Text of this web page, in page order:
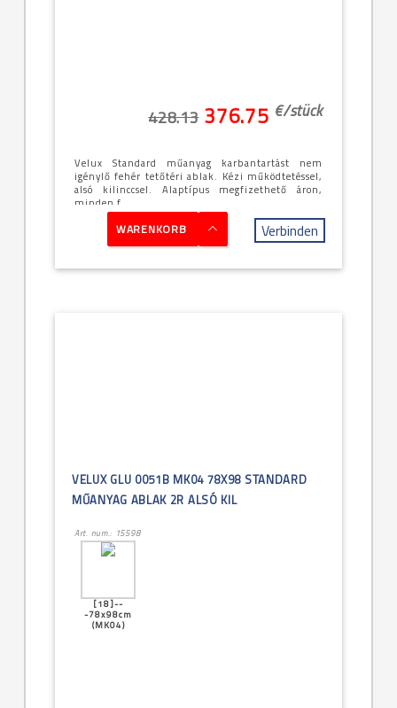
428.13 376.75 €/stück
Velux Standard műanyag karbantartást nem
igénylő fehér tetőtéri ablak. Kézi működtetéssel,
alsó kilinccsel. Alaptípus megfizethető áron,
minden f...
WARENKORB Verbinden
VELUX GLU 0051B MK04 78X98 STANDARD
MŰANYAG ABLAK 2R ALSÓ KIL
Art. num.: 15598
[18]--
-78x98cm
(MK04)